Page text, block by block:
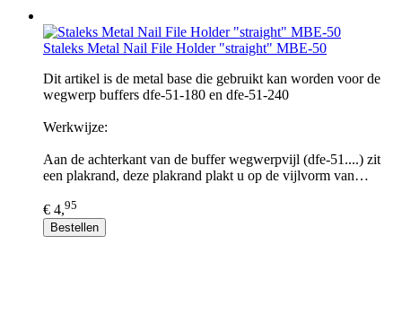
Staleks Metal Nail File Holder "straight" MBE-50
Dit artikel is de metal base die gebruikt kan worden voor de
wegwerp buffers dfe-51-180 en dfe-51-240
Werkwijze:
Aan de achterkant van de buffer wegwerpvijl (dfe-51....) zit
een plakrand, deze plakrand plakt u op de vijlvorm van…
€ 4,95
Bestellen